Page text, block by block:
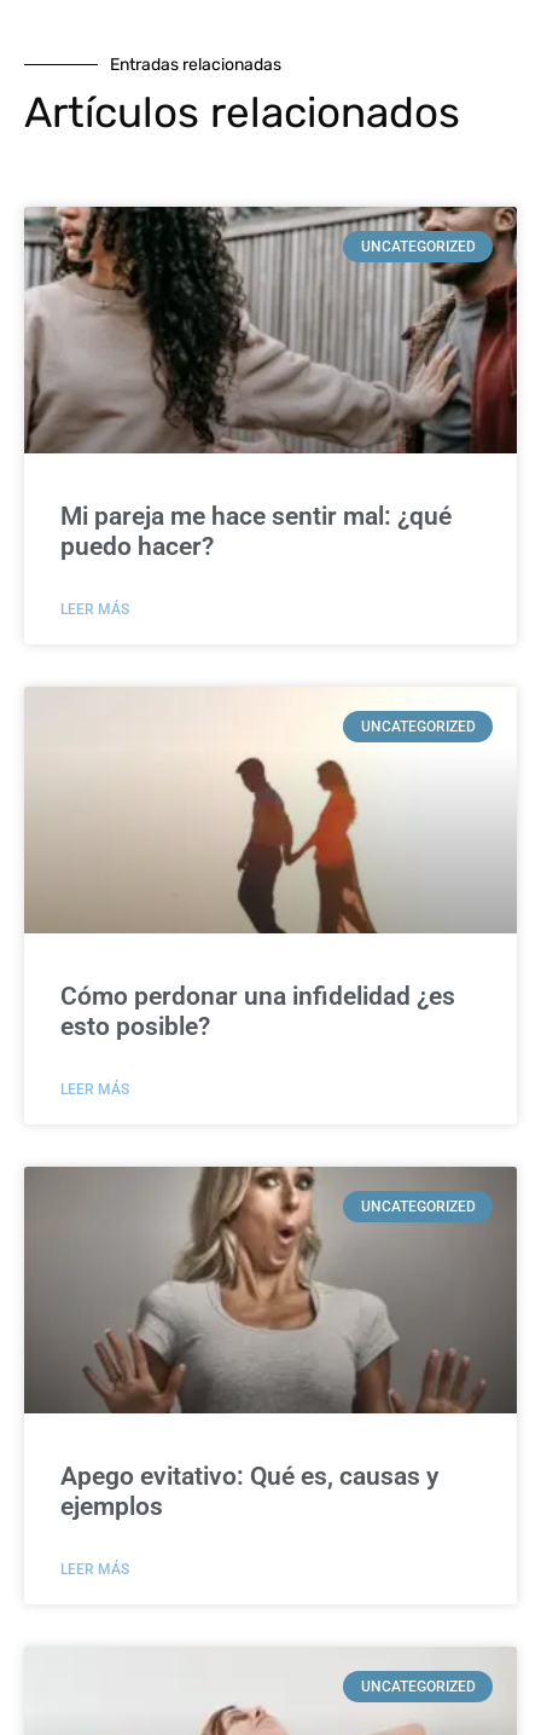
Entradas relacionadas
Artículos relacionados
UNCATEGORIZED
Mi pareja me hace sentir mal: ¿qué
puedo hacer?
LEER MÁS
UNCATEGORIZED
Cómo perdonar una infidelidad ¿es
esto posible?
LEER MÁS
UNCATEGORIZED
Apego evitativo: Qué es, causas y
ejemplos
LEER MÁS
UNCATEGORIZED